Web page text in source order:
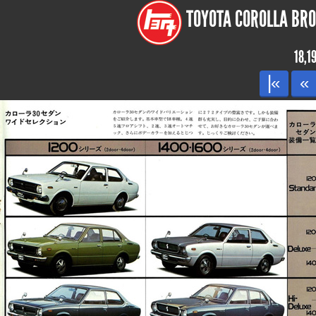
TOYOTA COROLLA
|«
«